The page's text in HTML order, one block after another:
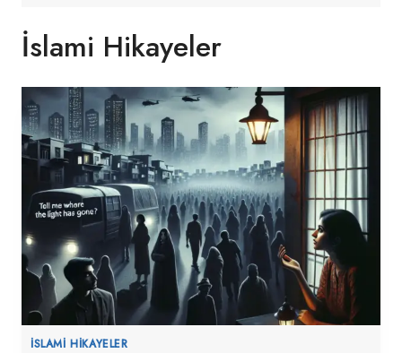
İslami Hikayeler
İSLAMI HIKAYELER